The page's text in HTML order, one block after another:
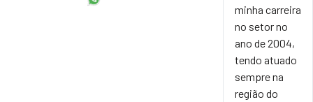
minha carreira
no setor no
ano de 2004,
tendo atuado
sempre na
região do